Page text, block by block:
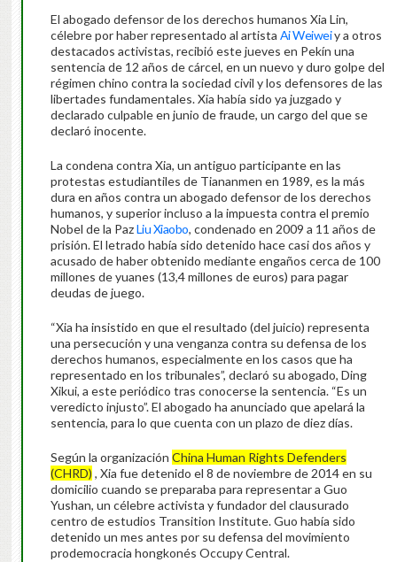
El abogado defensor de los derechos humanos Xia Lin,
célebre por haber representado al artista Ai Weiweiy a otros
destacados activistas, recibió este jueves en Pekín una
sentencia de 12 años de cárcel, en un nuevo y duro golpe del
régimen chino contra la sociedad civil y los defensores de las
libertades fundamentales. Xia había sido ya juzgado y
declarado culpable en junio de fraude, un cargo del que se
declaró inocente.
La condena contra Xia, un antiguo participante en las
protestas estudiantiles de Tiananmen en 1989, es la más
dura en años contra un abogado defensor de los derechos
humanos, y superior incluso a la impuesta contra el premio
Nobel de la PazLiu Xiaobo, condenado en 2009 a 11 años de
prisión. El letrado había sido detenido hace casi dos años y
acusado de haber obtenido mediante engaños cerca de 100
millones de yuanes (13,4 millones de euros) para pagar
deudas de juego.
“Xia ha insistido en que el resultado (del juicio) representa
una persecución y una venganza contra su defensa de los
derechos humanos, especialmente en los casos que ha
representado en los tribunales”, declaró su abogado, Ding
Xikui, a este periódico tras conocerse la sentencia. “Es un
veredicto injusto”. El abogado ha anunciado que apelará la
sentencia, para lo que cuenta con un plazo de diez días.
Según la organización China Human Rights Defenders
(CHRD) , Xia fue detenido el 8 de noviembre de 2014 en su
domicilio cuando se preparaba para representar a Guo
Yushan, un célebre activista y fundador del clausurado
centro de estudios Transition Institute. Guo había sido
detenido un mes antes por su defensa del movimiento
prodemocracia hongkonés Occupy Central.